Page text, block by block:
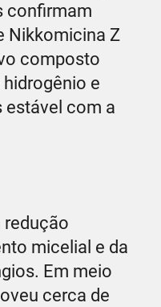
confirmam
Nikkomicina Z
composto
e
estável com a
redução
micelial e da
Em meio
cerca de